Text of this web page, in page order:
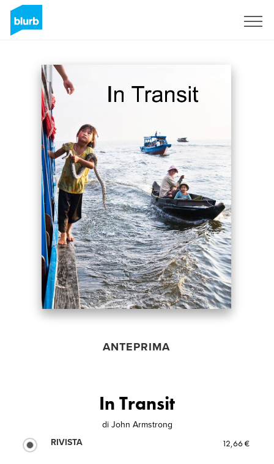
ANTEPRIMA
In Transit
di John Armstrong
RIVISTA
12,66 €